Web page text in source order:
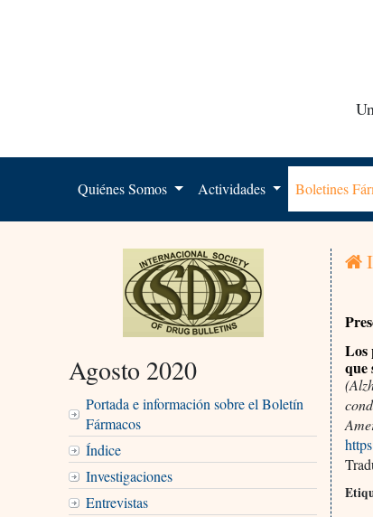
Quiénes Somos Actividades Boletines
Agosto 2020
Portada e información sobre el Boletín
Fármacos
Índice
Investigaciones
Entrevistas
Los
que